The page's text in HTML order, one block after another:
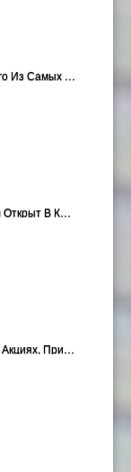
14 Причин Для Посещения Задара - Одного Из Самых И…
Открыт В К…
Акциях, При…